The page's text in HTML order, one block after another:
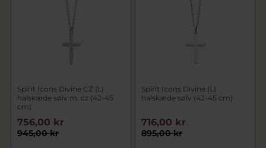
Spirit Icons Divine CZ (L)
halskæde sølv m. cz (42-45
cm)
945,00 kr
756,00 kr
Spirit Icons Divine (L)
halskæde sølv (42-45 cm)
895,00 kr
716,00 kr